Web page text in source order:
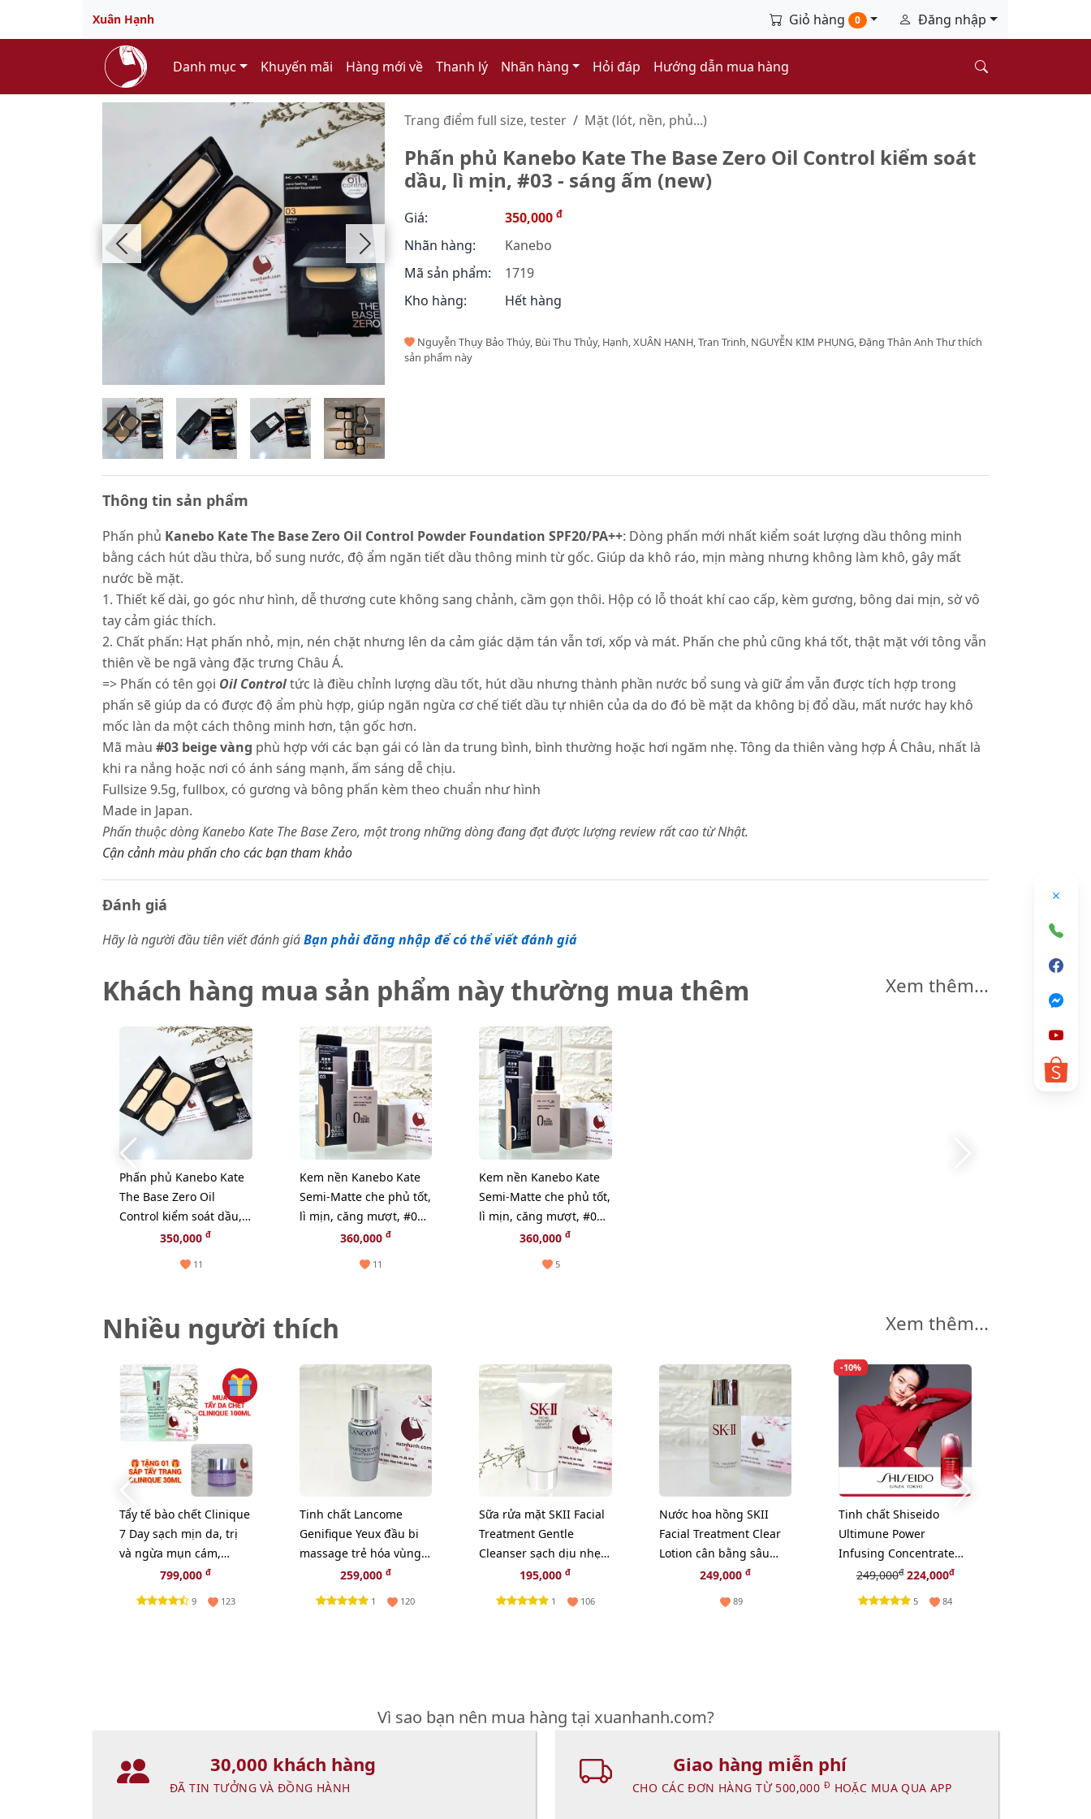
Xuân Hạnh Giỏ hàng 0 Đăng nhập
Danh mục Khuyến mãi Hàng mới về Thanh lý Nhãn hàng Hỏi đáp Hướng dẫn mua hàng
Trang điểm full size, tester Mặt (lót, nền, phủ...)
Phấn phủ Kanebo Kate The Base Zero Oil Control kiểm soát
dầu, lì mịn, #03 - sáng ấm (new)
Giá: 350,000 đ
Nhãn hàng:
Kanebo
Mã sản phẩm:
1719
Kho hàng:
Hết hàng
Nguyễn Thụy Bảo Thúy, Bùi Thu Thủy, Hạnh, XUÂN HẠNH, Tran Trinh, NGUYỄN KIM PHỤNG, Đặng Thân Anh Thư thích
sản phẩm này
Thông tin sản phẩm
Phấn phủ Kanebo Kate The Base Zero Oil Control Powder Foundation SPF20/PA++: Dòng phấn mới nhất kiểm soát lượng dầu thông minh
bằng cách hút dầu thừa, bổ sung nước, độ ẩm ngăn tiết dầu thông minh từ gốc. Giúp da khô ráo, mịn màng nhưng không làm khô, gây mất
nước bề mặt.
1. Thiết kế dài, go góc như hình, dễ thương cute không sang chảnh, cầm gọn thôi. Hộp có lỗ thoát khí cao cấp, kèm gương, bông dai mịn, sờ vô
tay cảm giác thích.
2. Chất phấn: Hạt phấn nhỏ, mịn, nén chặt nhưng lên da cảm giác dặm tán vẫn tơi, xốp và mát. Phấn che phủ cũng khá tốt, thật mặt với tông vẫn
thiên về be ngã vàng đặc trưng Châu Á.
=> Phấn có tên gọi Oil Controltức là điều chỉnh lượng dầu tốt, hút dầu nhưng thành phần nước bổ sung và giữ ẩm vẫn được tích hợp trong
phấn sẽ giúp da có được độ ẩm phù hợp, giúp ngăn ngừa cơ chế tiết dầu tự nhiên của da do đó bề mặt da không bị đổ dầu, mất nước hay khô
mốc làn da một cách thông minh hơn, tận gốc hơn.
Mã màu #03 beige vàng phù hợp với các bạn gái có làn da trung bình, bình thường hoặc hơi ngăm nhẹ. Tông da thiên vàng hợp Á Châu, nhất là
khi ra nắng hoặc nơi có ánh sáng mạnh, ấm sáng dễ chịu.
Fullsize 9.5g, fullbox, có gương và bông phấn kèm theo chuẩn như hình
Made in Japan.
Phấn thuộc dòng Kanebo Kate The Base Zero, một trong những dòng đang đạt được lượng review rất cao từ Nhật.
Cận cảnh màu phấn cho các bạn tham khảo
Đánh giá
Hãy là người đầu tiên viết đánh giáBạn phải đăng nhập để có thể viết đánh giá
Khách hàng mua sản phẩm này thường mua thêm Xem thêm...
Phấn phủ Kanebo Kate
The Base Zero Oil
Control kiểm soát dầu, lì
mịn, #00 - trắng trong
350,000đ
11
Kem nền Kanebo Kate
Semi-Matte che phủ tốt,
lì mịn, căng mượt, #03
TB - Sáng360,000 đ
11
Kem nền Kanebo Kate
Semi-Matte che phủ tốt,
lì mịn, căng mượt, #01
trắng sáng360,000đ
5
Nhiều người thích Xem thêm...
Tẩy tế bào chết Clinique
7 Day sạch mịn da, trị
và ngừa mụn cám,
100ml - TẶNG 1 SÁP TẨY
TRANG CLINIQUE
799,000đ
9 123
Tinh chất Lancome
Genifique Yeux đầu bi
massage trẻ hóa vùng
mắt, 5ml.259,000 đ
1 120
Sữa rửa mặt SKII Facial
Treatment Gentle
Cleanser sạch dịu nhẹ
làn da - 20g.
195,000đ
1 106
Nước hoa hồng SKII
Facial Treatment Clear
Lotion cân bằng sâu
cho da, 30ml
249,000đ
89
-10%
Tinh chất Shiseido
Ultimune Power
Infusing Concentrate
khôi phục, tái tạo da,
10ml
249,000đ224,000đ
5 84
Vì sao bạn nên mua hàng tại xuanhanh.com?
30,000 khách hàng
ĐÃ TIN TƯỞNG VÀ ĐỒNG HÀNH
Giao hàng miễn phí
CHO CÁC ĐƠN HÀNG TỪ 500,000 Đ HOẶC MUA QUA APP